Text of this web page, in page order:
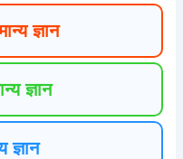
ज्ञान
ज्ञान
ज्ञान